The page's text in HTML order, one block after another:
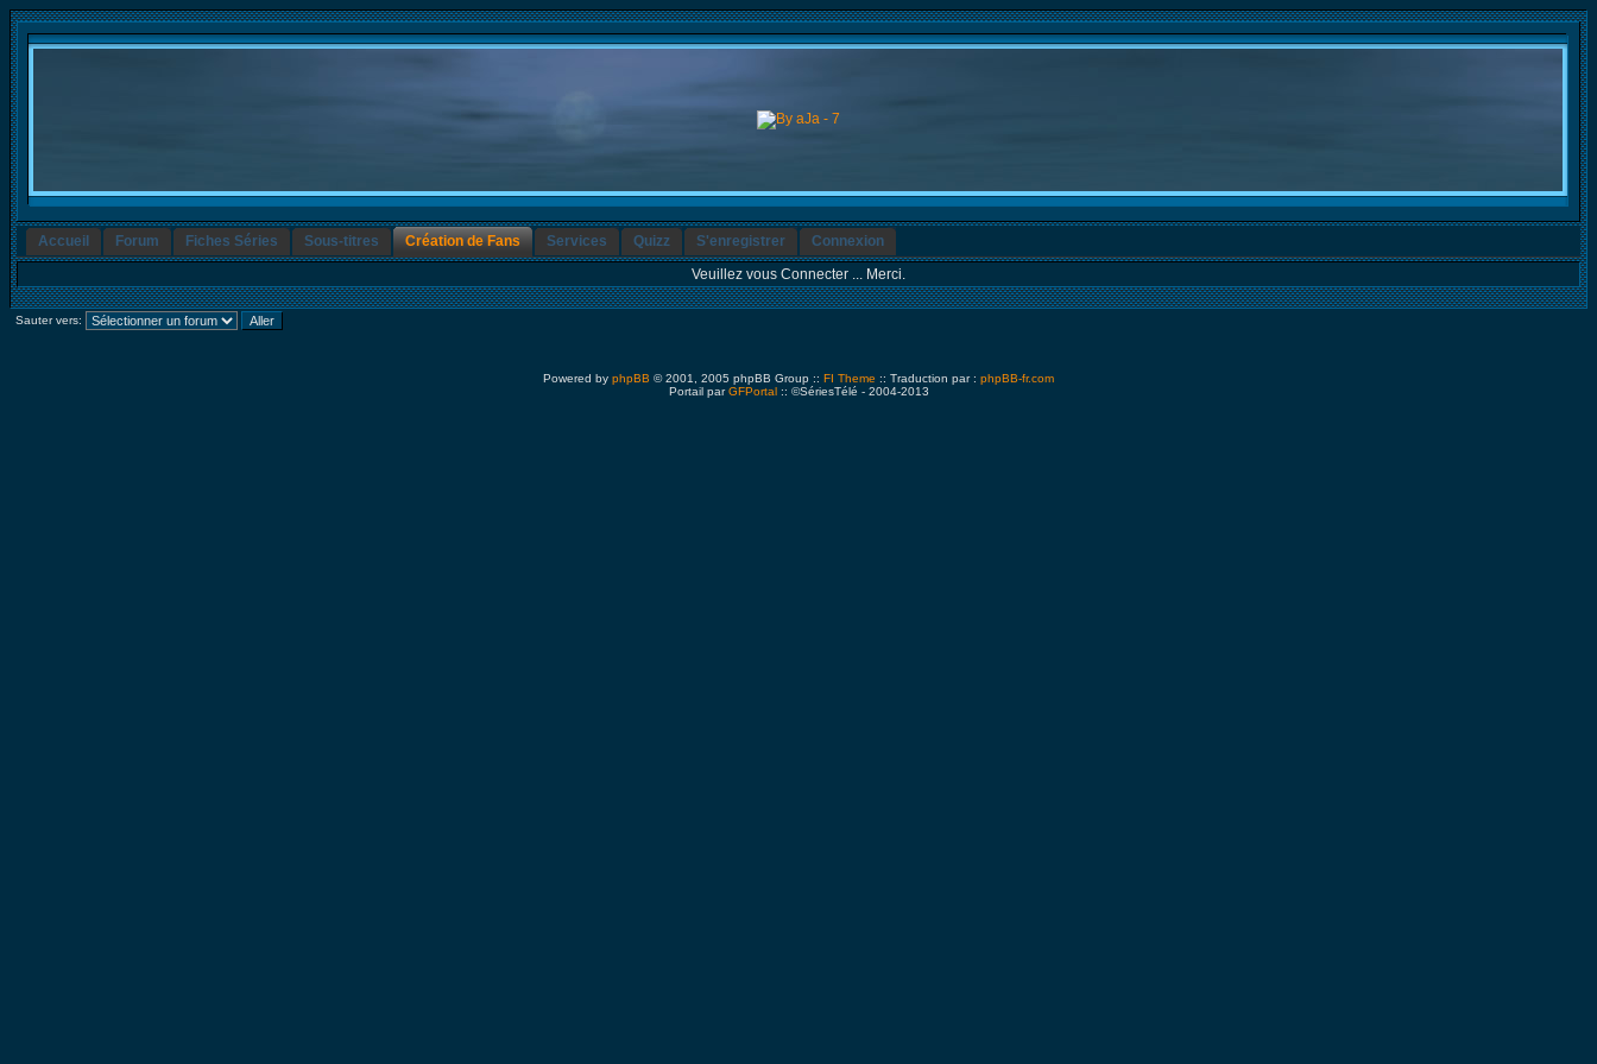
Accueil Forum Fiches Séries Sous-titres Création de Fans Services Quizz S'enregistrer
Connexion
Veuillez vous Connecter ... Merci.
Sauter vers:
Powered by phpBB © 2001, 2005 phpBB Group :: FI Theme :: Traduction par : phpBB-fr.com
Portail parGFPortal:: ©SériesTélé - 2004-2013